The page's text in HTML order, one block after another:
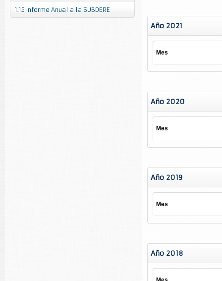
1.15 Informe Anual a la SUBDERE
Año 2021
Mes
Año 2020
Mes
Año 2019
Mes
Año 2018